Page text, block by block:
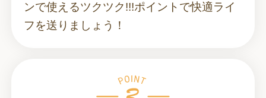
ンで使えるツクツク!!!ポイントで快適ライ
フを送りましょう！